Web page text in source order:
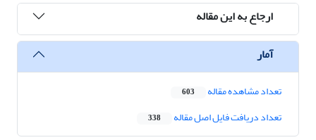
ارجاع به این مقاله
آمار
تعداد مشاهده مقاله 603
تعداد دریافت فایل اصل مقاله 338